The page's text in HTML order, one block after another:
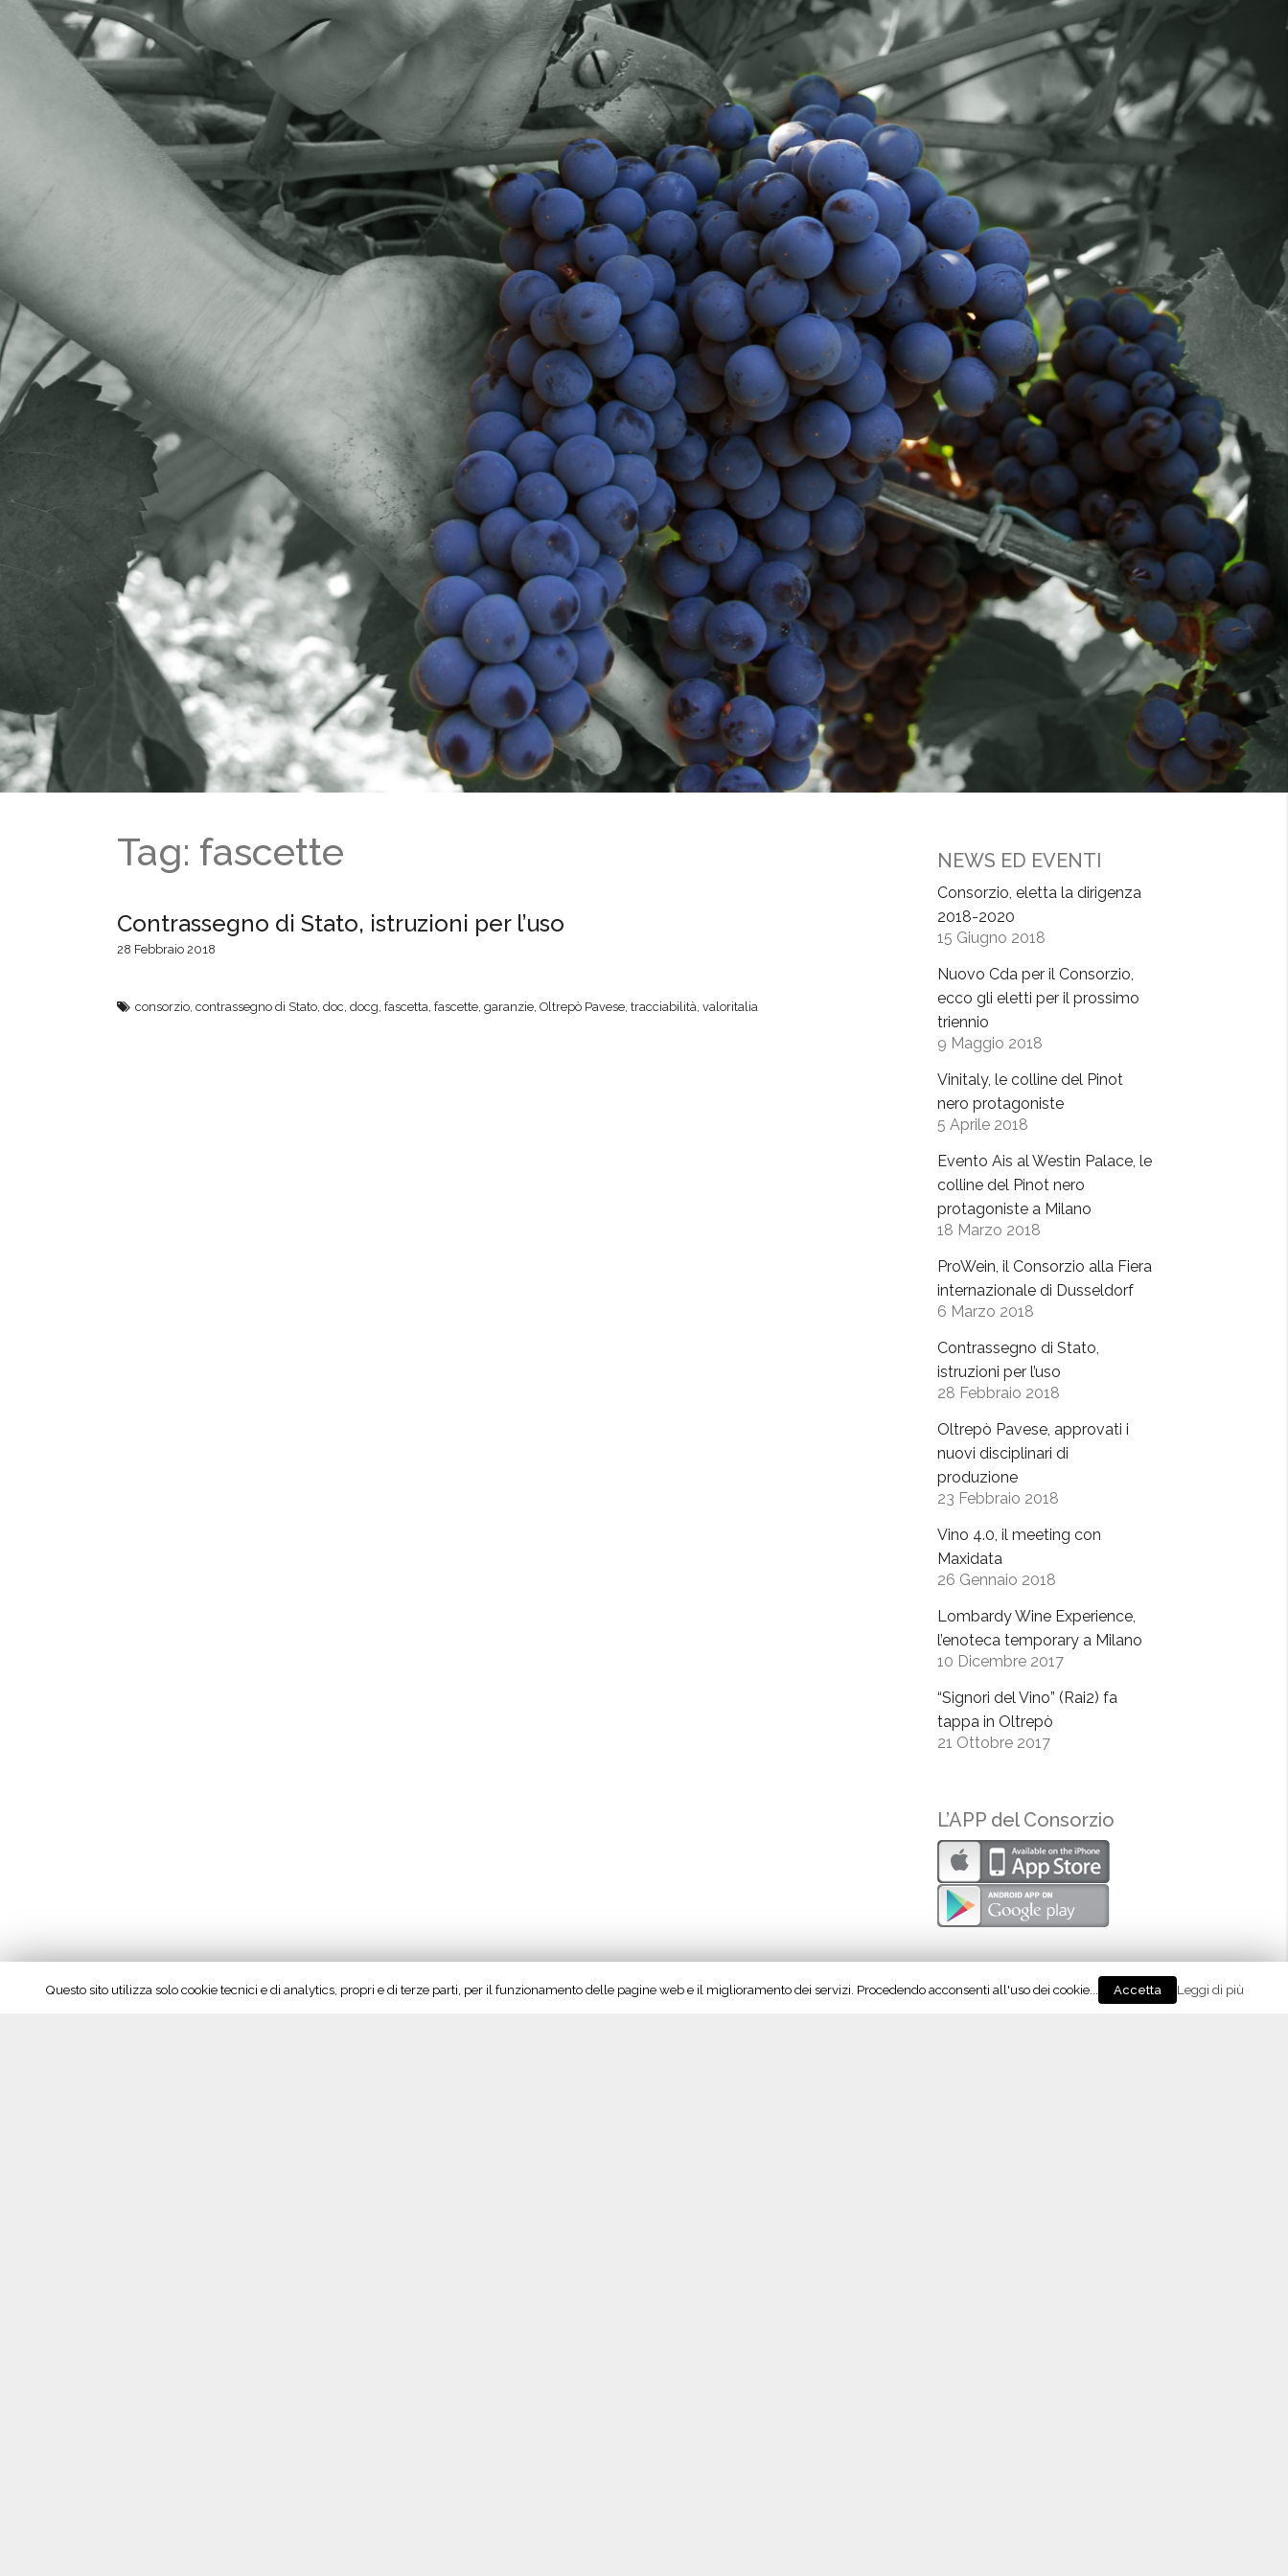
Tag: fascette
Contrassegno di Stato, istruzioni per l’uso
28 Febbraio 2018
consorzio contrassegno di Stato doc docg fascetta fascette garanzie Oltrepò Pavese tracciabilità valoritalia
NEWS ED EVENTI
Consorzio, eletta la dirigenza
2018-2020
15 Giugno 2018
Nuovo Cda per il Consorzio,
ecco gli eletti per il prossimo
triennio
9 Maggio 2018
Vinitaly, le colline del Pinot
nero protagoniste
5 Aprile 2018
Evento Ais al Westin Palace, le
colline del Pinot nero
protagoniste a Milano
18 Marzo 2018
ProWein, il Consorzio alla Fiera
internazionale di Dusseldorf
6 Marzo 2018
Contrassegno di Stato,
istruzioni per l’uso
28 Febbraio 2018
Oltrepò Pavese, approvati i
nuovi disciplinari di
produzione
23 Febbraio 2018
Vino 4.0, il meeting con
Maxidata
26 Gennaio 2018
Lombardy Wine Experience,
l’enoteca temporary a Milano
10 Dicembre 2017
“Signori del Vino” (Rai2) fa
tappa in Oltrepò
21 Ottobre 2017
L’APP del Consorzio
Questo sito utilizza solo cookie tecnici e di analytics, propri e di terze parti, per il funzionamento delle pagine web e il miglioramento dei servizi. Procedendo acconsenti all'uso dei cookie... Accetta Leggi di più